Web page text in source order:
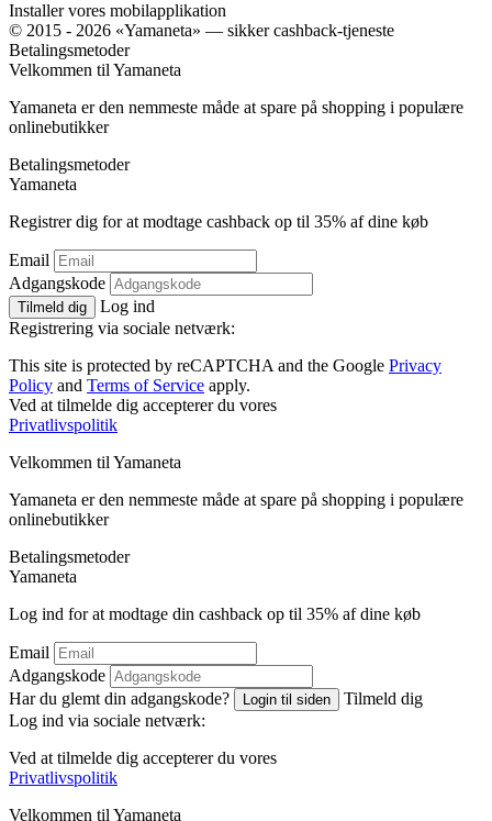
Installer vores mobilapplikation
© 2015 - 2026 «Yamaneta» — sikker cashback-tjeneste
Betalingsmetoder
Velkommen til Yamaneta
Yamaneta er den nemmeste måde at spare på shopping i populære
onlinebutikker
Betalingsmetoder
Yamaneta
Registrer dig for at modtage cashback op til 35% af dine køb
Email
Adgangskode
Tilmeld dig
Log ind
Registrering via sociale netværk:
This site is protected by reCAPTCHA and the Google Privacy
Policy and Terms of Service apply.
Ved at tilmelde dig accepterer du vores
Privatlivspolitik
Velkommen til Yamaneta
Yamaneta er den nemmeste måde at spare på shopping i populære
onlinebutikker
Betalingsmetoder
Yamaneta
Log ind for at modtage din cashback op til 35% af dine køb
Email
Adgangskode
Har du glemt din adgangskode?
Login til siden
Tilmeld dig
Log ind via sociale netværk:
Ved at tilmelde dig accepterer du vores
Privatlivspolitik
Velkommen til Yamaneta